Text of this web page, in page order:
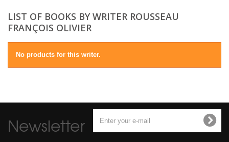
LIST OF BOOKS BY WRITER ROUSSEAU
FRANÇOIS OLIVIER
No products for this writer.
Newsletter